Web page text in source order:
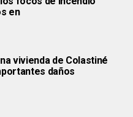
en
vivienda de Colastiné
daños